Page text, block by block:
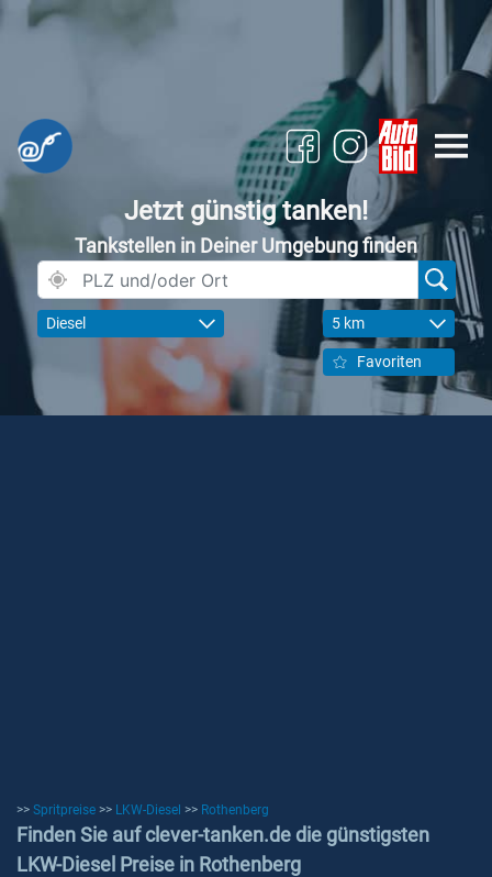
Jetzt günstig tanken!
Tankstellen in Deiner Umgebung finden
Diesel 5 km
Favoriten
>> Spritpreise >> LKW-Diesel >> Rothenberg
Finden Sie auf clever-tanken.de die günstigsten
LKW-Diesel Preise in Rothenberg